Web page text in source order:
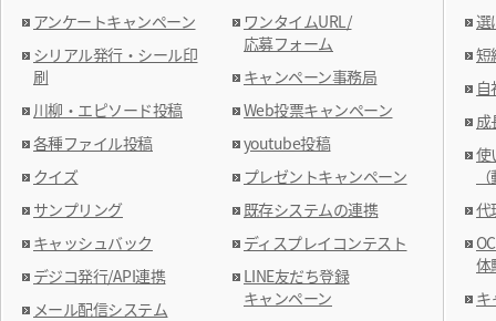
アンケートキャンペーン
シリアル発行・シール印
刷
川柳・エピソード投稿
各種ファイル投稿
クイズ
サンプリング
キャッシュバック
デジコ発行/API連携
メール配信システム
ワンタイムURL/
応募フォーム
キャンペーン事務局
Web投票キャンペーン
youtube投稿
プレゼントキャンペーン
既存システムの連携
ディスプレイコンテスト
LINE友だち登録
キャンペーン
選
短
成
使
代
体
キ